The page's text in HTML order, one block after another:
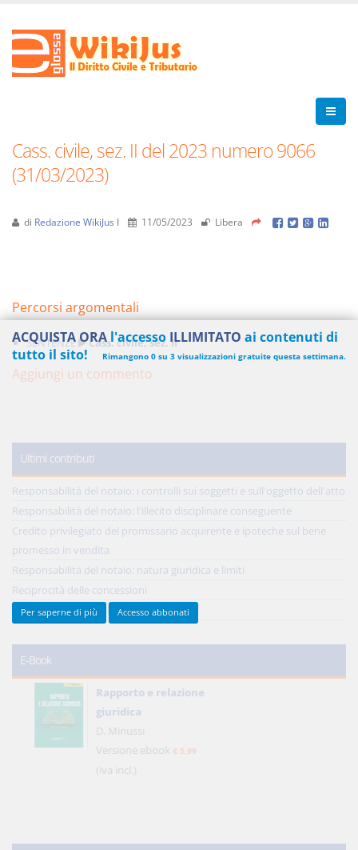
Cass. civile, sez. II del 2023 numero 9066
(31/03/2023)
di Redazione WikiJus I 11/05/2023 Libera
Percorsi argomentali
SENTENZE Cass. civile, sez. II
Aggiungi un commento
Ultimi contributi
Responsabilità del notaio: i controlli sui soggetti e sull'oggetto dell'atto
Responsabilità del notaio: l'illecito disciplinare conseguente
Credito privilegiato del promissario acquirente e ipoteche sul bene
promesso in vendita
Responsabilità del notaio: natura giuridica e limiti
Reciprocità delle concessioni
Tutti gli ultimi contributi >
E-Book
Rapporto e relazione
giuridica
D. Minussi
Versione ebook € 5,99
(iva incl.)
ACQUISTA ORAl'accesso ILLIMITATO ai contenuti di
tutto il sito!
Rimangono 0 su 3 visualizzazioni gratuite questa settimana.
anziché570.00€,risparmi il 21%!
48,00 € MENSILI
Acquista ora
Per saperne di più Accesso abbonati